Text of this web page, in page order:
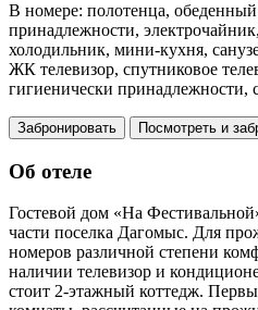
В номере: полотенца,
принадлежности,
холодильник, мини-кухня,
ЖК телевизор, спутниковое
гигиенически принадлежности,
Забронировать Посмотреть и
Об отеле
Гостевой дом «На
части поселка Дагомыс. Для
номеров различной степени
наличии телевизор и
стоит 2-этажный коттедж.